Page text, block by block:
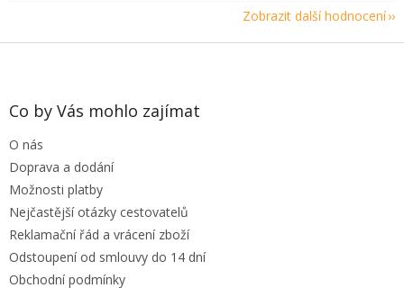
Zobrazit další hodnocení
Z
Co by Vás mohlo zajímat
O nás
Doprava a dodání
Možnosti platby
Nejčastější otázky cestovatelů
Reklamační řád a vrácení zboží
Odstoupení od smlouvy do 14 dní
Obchodní podmínky